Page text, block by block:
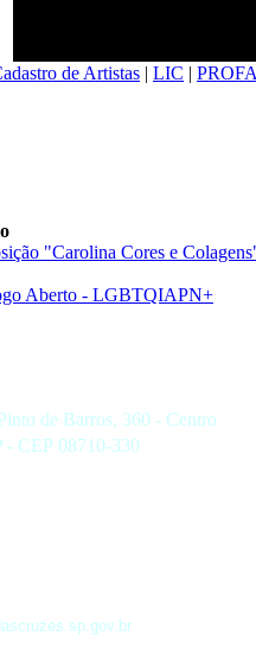
de Artistas | LIC |
"Carolina Cores e
Aberto - LGBTQIAPN+
de Barros, 360 - Centro
- CEP 08710-330